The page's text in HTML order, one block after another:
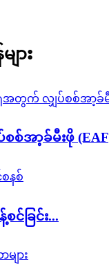
ား
ာ့ခ်မီးဖို
င်ခြင်း...